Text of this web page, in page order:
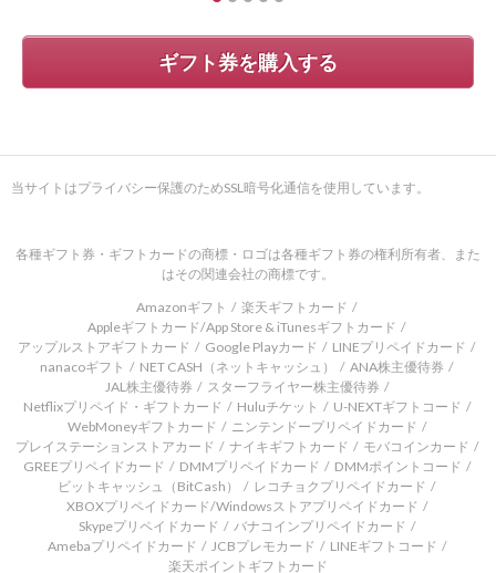
ギフト券を購入する
当サイトはプライバシー保護のためSSL暗号化通信を使用しています。
各種ギフト券・ギフトカードの商標・ロゴは各種ギフト券の権利所有者、また
はその関連会社の商標です。
Amazonギフト
楽天ギフトカード
Appleギフトカード/App Store & iTunesギフトカード
アップルストアギフトカード
Google Playカード
LINEプリペイドカード
nanacoギフト
NET CASH（ネットキャッシュ）
ANA株主優待券
JAL株主優待券
スターフライヤー株主優待券
Netflixプリペイド・ギフトカード
Huluチケット
U-NEXTギフトコード
WebMoneyギフトカード
ニンテンドープリペイドカード
プレイステーションストアカード
ナイキギフトカード
モバコインカード
GREEプリペイドカード
DMMプリペイドカード
DMMポイントコード
ビットキャッシュ（BitCash）
レコチョクプリペイドカード
XBOXプリペイドカード/Windowsストアプリペイドカード
Skypeプリペイドカード
バナコインプリペイドカード
Amebaプリペイドカード
JCBプレモカード
LINEギフトコード
楽天ポイントギフトカード